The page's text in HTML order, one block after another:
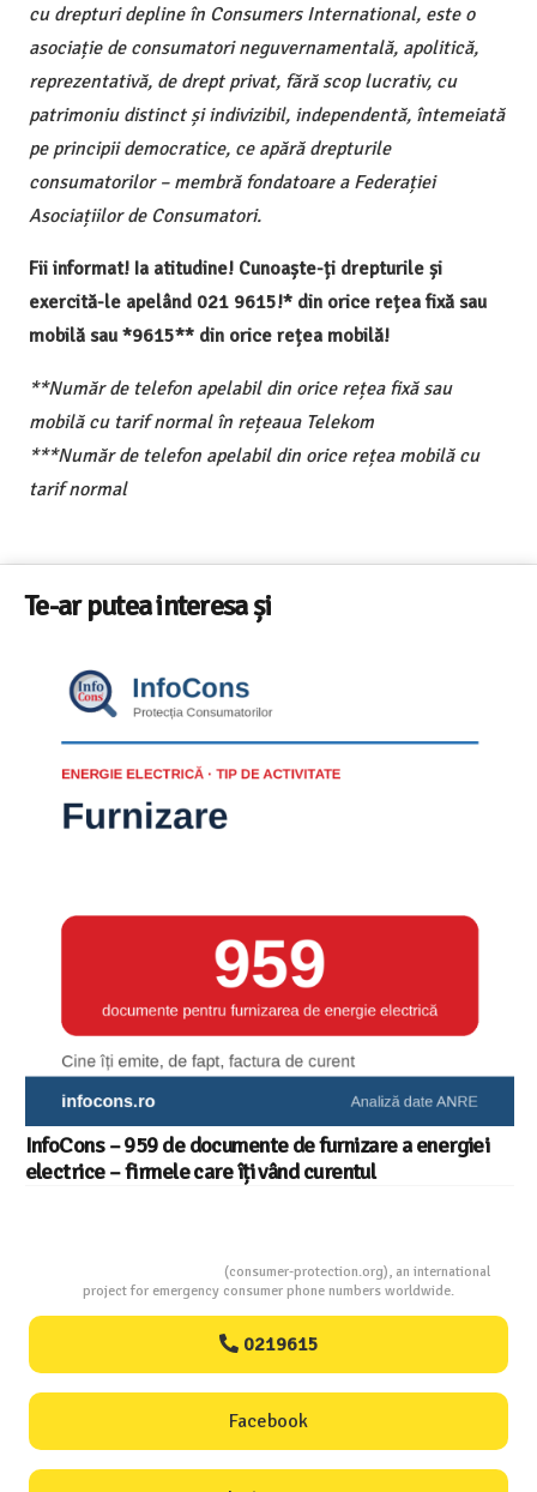
cu drepturi depline în Consumers International, este o
asociație de consumatori neguvernamentală, apolitică,
reprezentativă, de drept privat, fără scop lucrativ, cu
patrimoniu distinct și indivizibil, independentă, întemeiată
pe principii democratice, ce apără drepturile
consumatorilor – membră fondatoare a Federației
Asociațiilor de Consumatori.
Fii informat! Ia atitudine! Cunoaște-ți drepturile și
exercită-le apelând 021 9615!* din orice rețea fixă sau
mobilă sau *9615** din orice rețea mobilă!
**Număr de telefon apelabil din orice rețea fixă sau
mobilă cu tarif normal în rețeaua Telekom
***Număr de telefon apelabil din orice rețea mobilă cu
tarif normal
Te-ar putea interesa și
InfoCons – 959 de documente de furnizare a energiei
electrice – firmele care îți vând curentul
(consumer-protection.org), an international
project for emergency consumer phone numbers worldwide.
0219615
Facebook